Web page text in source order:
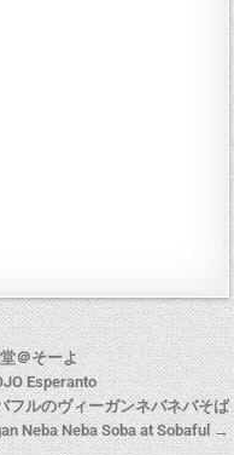
＠そーよ
Esperanto
フルのヴィーガンネバネバそば
Neba Neba Soba at Sobaful →